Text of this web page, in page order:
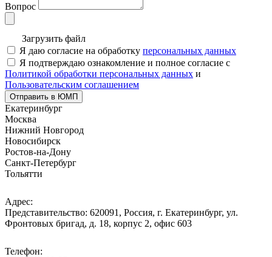
Вопрос
Загрузить файл
Я даю согласие на обработку персональных данных
Я подтверждаю ознакомление и полное согласие с
Политикой обработки персональных данных и
Пользовательским соглашением
Отправить в ЮМП
Екатеринбург
Москва
Нижний Новгород
Новосибирск
Ростов-на-Дону
Санкт-Петербург
Тольятти
Адрес:
Представительство: 620091, Россия, г. Екатеринбург, ул.
Фронтовых бригад, д. 18, корпус 2, офис 603
Телефон: